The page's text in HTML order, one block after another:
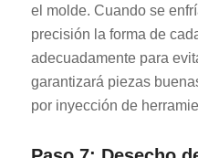
el molde. Cuando se
precisión la forma de
adecuadamente para
garantizará piezas
por inyección de